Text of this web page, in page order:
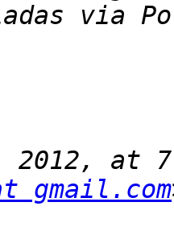
2012, at
gmail.com